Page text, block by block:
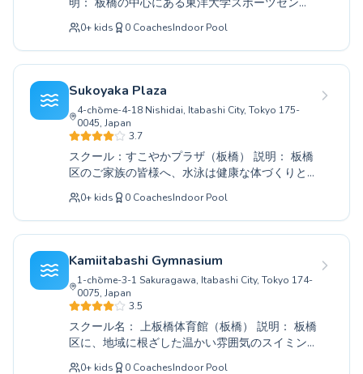
心感を育みます。まずは体験レッスンから、新
しい自分、新しい水との触れ合いを始めてみま
ーでは、お子様から大人の方まで、すべてのレ
ベルに対応した水泳教室を開催しております。
初めての方でも安心して始められる初心者クラ
スから、更なる技術向上を目指す方向けの上級
クラスまで、経験豊富なコーチ陣が一人ひとり
のペースに合わせた丁寧な指導を行います。水
泳を通じて、健康増進、体力向上、そして何よ
りも水への親しみを感じていただけるよう、明
るく安全な環境づくりに努めております。この
機会に、ぜひ心身ともにリフレッシュできる水
泳の世界に飛び込んでみませんか。皆様のお越
しを心よりお待ちしております。
0+ kids 0 CoachesIndoor Pool
Sukoyaka Plaza
4-chōme-4-18 Nishidai, Itabashi City, Tokyo 175-
0045, Japan
3.7
スクール：すこやかプラザ（板橋） 説明： 板橋
区のご家族の皆様へ、水泳は健康な体づくりと
万が一の事故に備える貴重なスキルです。当ス
クールでは、初めて水に触れるお子様から、更
なる上達を目指す経験者の方、そして大人の方
まで、それぞれのレベルに合わせたきめ細やか
な指導を提供しております。経験豊富なコーチ
陣が、安全で楽しい環境づくりを心がけ、成長
をしっかりサポートいたします。基礎から応用
まで、無理なく着実に泳ぎを習得できるカリキ
ュラムをご用意しておりますので、ぜひ一度、
すこやかプラザにて、水泳の楽しさを体験して
みませんか。皆様のお越しを心よりお待ちして
おります。
0+ kids 0 CoachesIndoor Pool
Kamiitabashi Gymnasium
1-chōme-3-1 Sakuragawa, Itabashi City, Tokyo 174-
0075, Japan
3.5
スクール名： 上板橋体育館（板橋） 説明： 板橋
区に、地域に根ざした温かい雰囲気のスイミン
グスクールがございます。ここでは、泳ぎの基
0+ kids 0 CoachesIndoor Pool